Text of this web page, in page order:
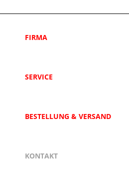
FIRMA
SERVICE
BESTELLUNG & VERSAND
KONTAKT